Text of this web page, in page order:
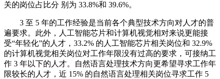
关的岗位占比分 别为 33.8%和 39.6%。
3 至 5 年的工作经验是当前各个典型技术方向对人才的普
遍要求。此外，人工智能芯片和计算机视觉相对来说更能接
受“年轻化”的人才，33.2% 的人工智能芯片相关岗位和 32.9%
的计算机视觉相关岗位对工作年限没有过高的要求，可接纳工
作 3 年以下的人才。自然语言处理技术方向更希望寻求工作年
限较长的人才，近 15% 的自然语言处理相关岗位寻求工作 5